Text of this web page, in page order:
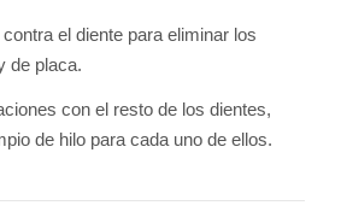
el diente para eliminar los
de placa.
con el resto de los dientes,
de hilo para cada uno de ellos.